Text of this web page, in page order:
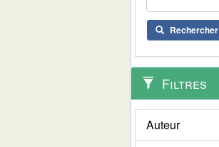
Rechercher
Filtres
Auteur